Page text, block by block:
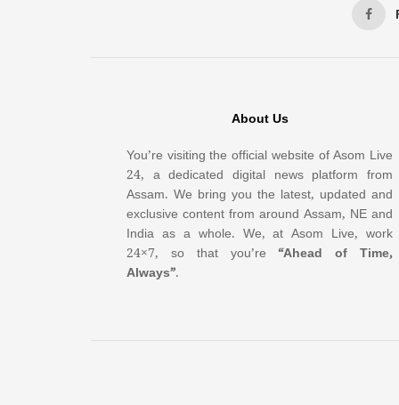
About Us
You’re visiting the official website of Asom Live
24, a dedicated digital news platform from
Assam. We bring you the latest, updated and
exclusive content from around Assam, NE and
India as a whole. We, at Asom Live, work
24×7, so that you’re“Ahead of Time,
Always”.